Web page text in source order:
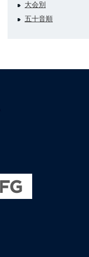
大会別
五十音順